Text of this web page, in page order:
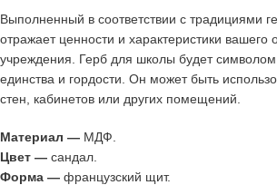
Выполненный в соответствии с традициями
отражает ценности и характеристики вашего
учреждения. Герб для школы будет символом
единства и гордости. Он может быть
стен, кабинетов или других помещений.
Материал — МДФ.
Цвет — сандал.
Форма — французский щит.